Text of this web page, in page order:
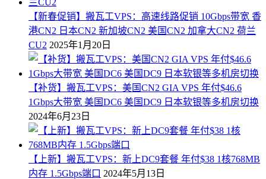
【新春促销】搬瓦工VPS：高速线路促销 10Gbps带宽 香
港CN2 日本CN2 新加坡CN2 美国CN2 加拿大CN2 荷兰
CU2 2025年1月20日
【补货】搬瓦工VPS：美国CN2 GIA VPS 年付$46.6
1Gbps大带宽 美国DC6 美国DC9 日本软银等多机房切换
2024年6月23日
【上新】搬瓦工VPS：新上DC9套餐 年付$38 1核768MB
内存 1.5Gbps端口 2024年5月13日